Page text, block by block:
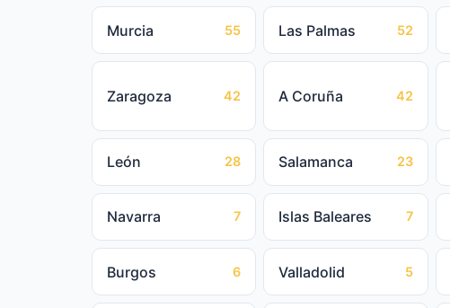
Murcia 55 Las Palmas 52
Zaragoza 42 A Coruña 42
León 28 Salamanca 23
Navarra 7 Islas Baleares 7
Burgos 6 Valladolid 5